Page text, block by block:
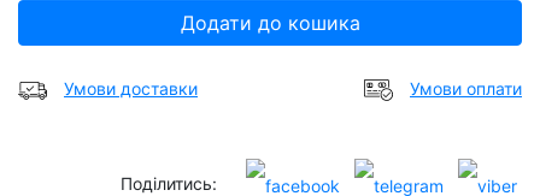
Додати до кошика
Умови доставки Умови оплати
Поділитись: